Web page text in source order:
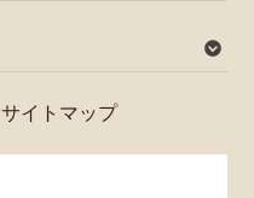
サイトマップ